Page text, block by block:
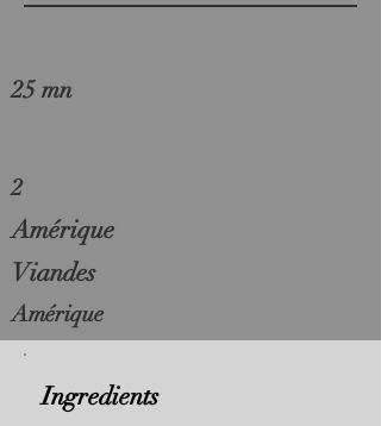
25 mn
2
Amérique
Viandes
Amérique
Ingredients